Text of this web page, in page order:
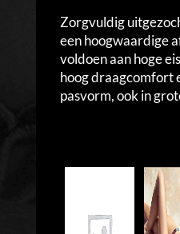
Zorgvuldig
een hoogwaardige
voldoen aan hoge
hoog draagcomfort
pasvorm, ook in